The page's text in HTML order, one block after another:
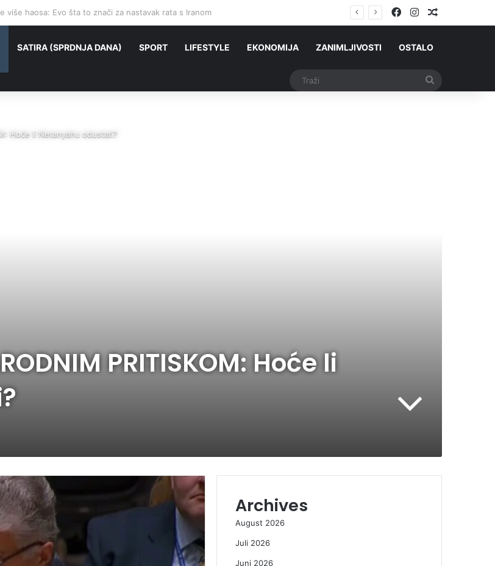
poruka je namijenjena Trumpu: Evo šta Teheran pokušava postići FacebookInstagram
SATIRA (SPRDNJA DANA) SPORT LIFESTYLE EKONOMIJA ZANIMLJIVOSTI OSTALO
Hoće li Netanyahu odustati?
PRITISKOM: Hoće li
Archives
August 2026
Juli 2026
Juni 2026